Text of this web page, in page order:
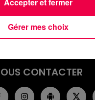
JEUX
CONTACTER
Gérer mes choix